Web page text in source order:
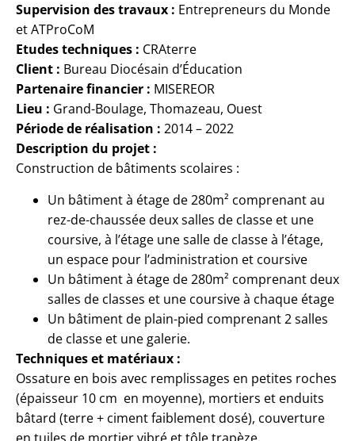
Supervision des travaux : Entrepreneurs du Monde
et ATProCoM
Etudes techniques : CRAterre
Client : Bureau Diocésain d’Éducation
Partenaire financier : MISEREOR
Lieu : Grand-Boulage, Thomazeau, Ouest
Période de réalisation : 2014 – 2022
Description du projet :
Construction de bâtiments scolaires :
Un bâtiment à étage de 280m² comprenant au
rez-de-chaussée deux salles de classe et une
coursive, à l’étage une salle de classe à l’étage,
un espace pour l’administration et coursive
Un bâtiment à étage de 280m² comprenant deux
salles de classes et une coursive à chaque étage
Un bâtiment de plain-pied comprenant 2 salles
de classe et une galerie.
Techniques et matériaux :
Ossature en bois avec remplissages en petites roches
(épaisseur 10 cm en moyenne), mortiers et enduits
bâtard (terre + ciment faiblement dosé), couverture